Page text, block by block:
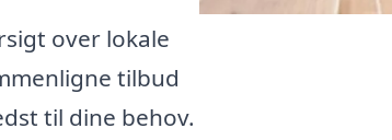
over lokale
tilbud
til dine behov.